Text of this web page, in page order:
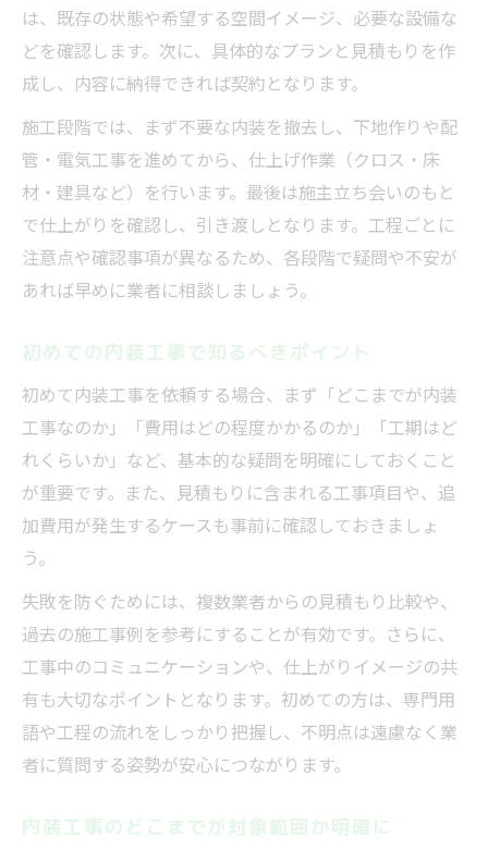
は、既存の状態や希望する空間イメージ、必要な設備な
どを確認します。次に、具体的なプランと見積もりを作
成し、内容に納得できれば契約となります。
施工段階では、まず不要な内装を撤去し、下地作りや配
管・電気工事を進めてから、仕上げ作業（クロス・床
材・建具など）を行います。最後は施主立ち会いのもと
で仕上がりを確認し、引き渡しとなります。工程ごとに
注意点や確認事項が異なるため、各段階で疑問や不安が
あれば早めに業者に相談しましょう。
初めての内装工事で知るべきポイント
初めて内装工事を依頼する場合、まず「どこまでが内装
工事なのか」「費用はどの程度かかるのか」「工期はど
れくらいか」など、基本的な疑問を明確にしておくこと
が重要です。また、見積もりに含まれる工事項目や、追
加費用が発生するケースも事前に確認しておきましょ
う。
失敗を防ぐためには、複数業者からの見積もり比較や、
過去の施工事例を参考にすることが有効です。さらに、
工事中のコミュニケーションや、仕上がりイメージの共
有も大切なポイントとなります。初めての方は、専門用
語や工程の流れをしっかり把握し、不明点は遠慮なく業
者に質問する姿勢が安心につながります。
内装工事のどこまでが対象範囲か明確に